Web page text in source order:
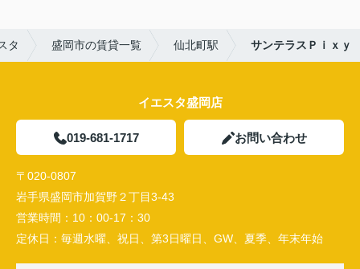
タ 盛岡市の賃貸一覧 仙北町駅 サンテラスＰｉｘｙ
イエスタ盛岡店
019-681-1717 お問い合わせ
〒020-0807
岩手県盛岡市加賀野２丁目3-43
営業時間： 10：00-17：30
定休日： 毎週水曜、祝日、第3日曜日、GW、夏季、年末年始